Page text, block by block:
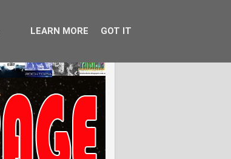
LEARN MORE GOT IT